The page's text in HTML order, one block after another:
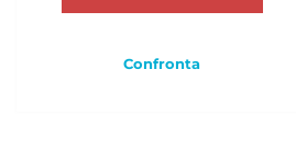
Confronta